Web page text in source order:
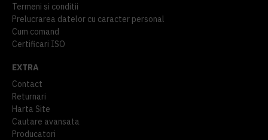
Termeni si conditii
Prelucrarea datelor cu caracter personal
Cum comand
Certificari ISO
EXTRA
Contact
Returnari
Harta Site
Cautare avansata
Producatori